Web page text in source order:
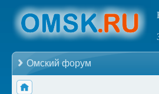
Омский форум